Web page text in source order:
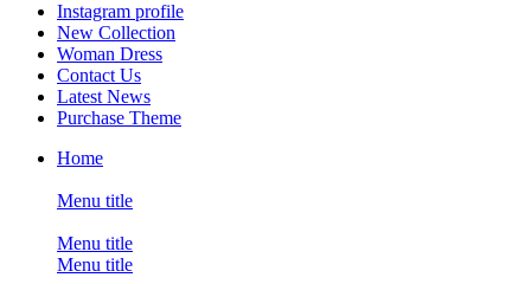
Instagram profile
New Collection
Woman Dress
Contact Us
Latest News
Purchase Theme
Home
Menu title
Menu title
Menu title